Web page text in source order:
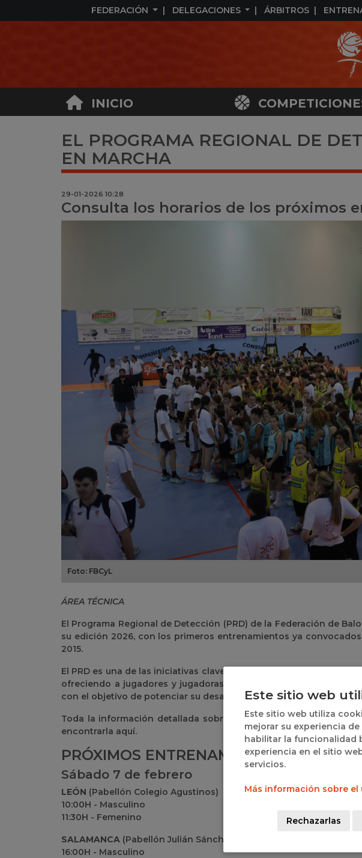
FEDERACIÓN DELEGACIONES ÁRBITROS
INICIO
EL PROGRAMA REGIONAL DE
EN MARCHA
29-01-2026 10:28
Consulta los horarios de los próximos
Foto: FBCyL
ÁREA TÉCNICA
El Programa Regional de Detección (PRD) de la Federación de
su edición 2026, con los primeros entrenamientos ya
2015.
El PRD es una de las iniciativas clave de la FBCyL para la
ofreciendo a jugadores y jugadoras la oportunidad de entrenar
con el objetivo de potenciar su desarrollo deportivo a medio y
Toda la información detallada sobre el Programa Regional de
encontrarla aquí.
PRÓXIMOS ENTRENAMIENTOS
Sábado 7 de febrero
LEÓN (Pabellón Colegio Agustinos)
10:00H - Masculino
11:30H - Femenino
SALAMANCA (Pabellón Julián Sánchez "El Charro")
16:00H - Masculino
Este sitio web
Este sitio web utiliza
mejorar su experiencia
habilitar la funcionalidad
experiencia en el sitio
servicios.
Más información sobre el
Rechazarlas